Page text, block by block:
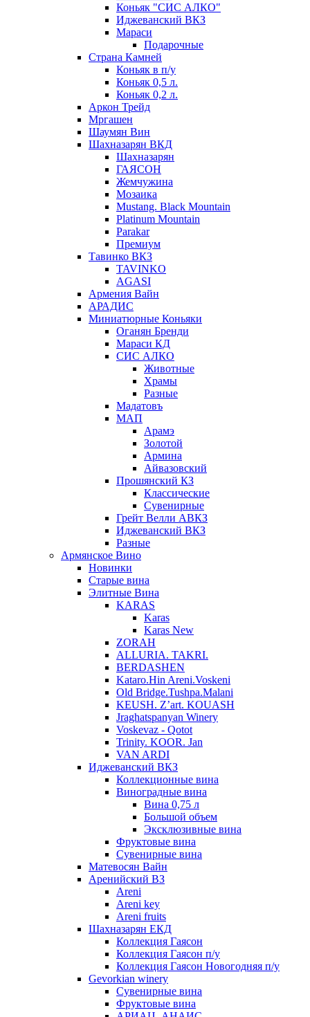
Коньяк "СИС АЛКО"
Иджеванский ВКЗ
Мараси
Подарочные
Страна Камней
Коньяк в п/у
Коньяк 0,5 л.
Коньяк 0,2 л.
Аркон Трейд
Мргашен
Шаумян Вин
Шахназарян ВКД
Шахназарян
ГАЯСОН
Жемчужина
Мозаика
Mustang. Black Mountain
Platinum Mountain
Parakar
Премиум
Тавинко ВКЗ
TAVINKO
AGASI
Армения Вайн
АРАДИС
Миниатюрные Коньяки
Оганян Бренди
Мараси КД
СИС АЛКО
Животные
Храмы
Разные
Мадатовъ
МАП
Арамэ
Золотой
Армина
Айвазовский
Прошянский КЗ
Классические
Сувенирные
Грейт Велли АВКЗ
Иджеванский ВКЗ
Разные
Армянское Вино
Новинки
Старые вина
Элитные Вина
KARAS
Karas
Karas New
ZORAH
ALLURIA. TAKRI.
BERDASHEN
Kataro.Hin Areni.Voskeni
Old Bridge.Tushpa.Malani
KEUSH. Z’art. KOUASH
Jraghatspanyan Winery
Voskevaz - Qotot
Trinity. KOOR. Jan
VAN ARDI
Иджеванский ВКЗ
Коллекционные вина
Виноградные вина
Вина 0,75 л
Большой объем
Эксклюзивные вина
Фруктовые вина
Cувенирные вина
Матевосян Вайн
Аренийский ВЗ
Areni
Areni key
Areni fruits
Шахназарян ЕКД
Коллекция Гаясон
Коллекция Гаясон п/у
Коллекция Гаясон Новогодняя п/у
Gevorkian winery
Сувенирные вина
Фруктовые вина